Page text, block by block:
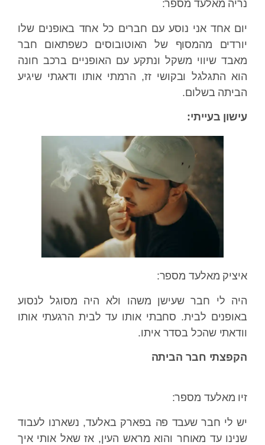
נריה מאלעד מספר:
יום אחד אני נוסע עם חברים כל אחד באופנים שלו
יורדים מהמסוף של האוטובוסים כשפתאום חבר
מאבד שיווי משקל ונתקע עם האופניים ברכב חונה
הוא התגלגל ובקושי זז, הרמתי אותו ודאגתי שיגיע
הביתה בשלום.
עישון בעייתי:
איציק מאלעד מספר:
היה לי חבר שעישן משהו ולא היה מסוגל לנסוע
באופנים לבית. סחבתי אותו עד לבית הרגעתי אותו
וודאתי שהכל בסדר איתו.
הקפצתי חבר הביתה
זיו מאלעד מספר:
יש לי חבר שעבד פה בפארק באלעד, נשארנו לעבוד
שנינו עד מאוחר והוא מראש העין, אז שאל אותי איך